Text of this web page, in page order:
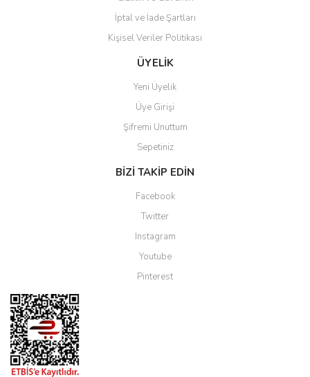
Gönder
İptal ve İade Şartları
Kişisel Veriler Politikası
ÜYELİK
Yeni Üyelik
Üye Girişi
Şifremi Unuttum
Sepetiniz
BİZİ TAKİP EDİN
Facebook
Twitter
Instagram
Youtube
Pinterest